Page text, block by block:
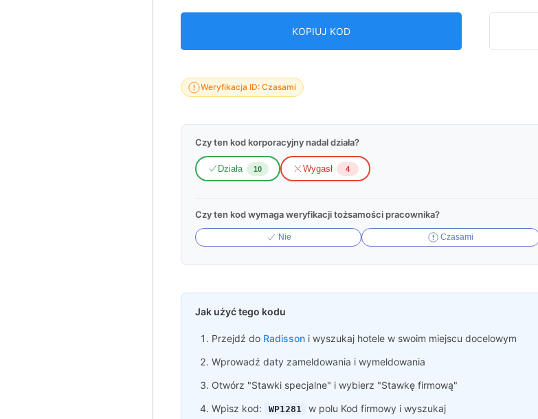
KOPIUJ KOD
Weryfikacja ID: Czasami
Czy ten kod korporacyjny nadal działa?
Działa 10 Wygasł 4
Czy ten kod wymaga weryfikacji tożsamości pracownika?
Nie Czasami
Jak użyć tego kodu
Przejdź do Radisson i wyszukaj hotele w swoim miejscu docelowym
Wprowadź daty zameldowania i wymeldowania
Otwórz "Stawki specjalne" i wybierz "Stawkę firmową"
Wpisz kod:
WP1281
w polu Kod firmowy i wyszukaj